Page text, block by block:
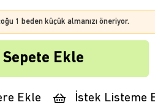
1 beden küçük almanızı öneriyor.
Ekle İstek Listeme